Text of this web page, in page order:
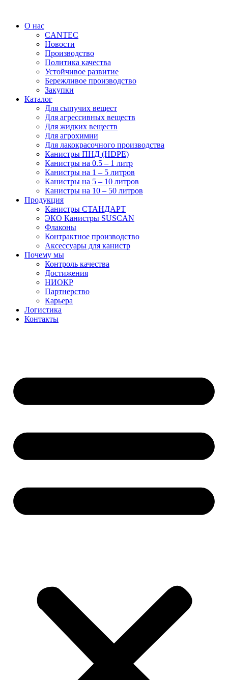
содержимому
О нас
CANTEC
Новости
Производство
Политика качества
Устойчивое развитие
Бережливое производство
Закупки
Каталог
Для сыпучих вещест
Для агрессивных веществ
Для жидких веществ
Для агрохимии
Для лакокрасочного производства
Канистры ПНД (HDPE)
Канистры на 0.5 – 1 литр
Канистры на 1 – 5 литров
Канистры на 5 – 10 литров
Канистры на 10 – 50 литров
Продукция
Канистры СТАНДАРТ
ЭКО Канистры SUSCAN
Флаконы
Контрактное производство
Аксессуары для канистр
Почему мы
Контроль качества
Достижения
НИОКР
Партнерство
Карьера
Логистика
Контакты